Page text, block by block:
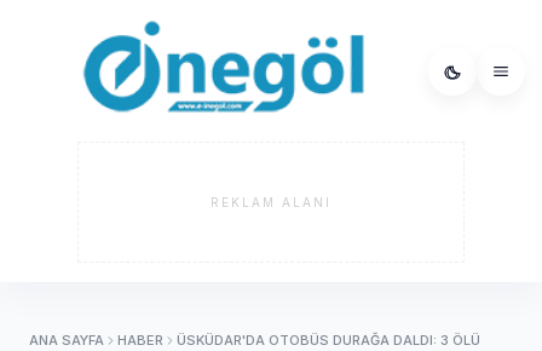
REKLAM ALANI
ANA SAYFA HABER ÜSKÜDAR'DA OTOBÜS DURAĞA DALDI: 3 ÖLÜ